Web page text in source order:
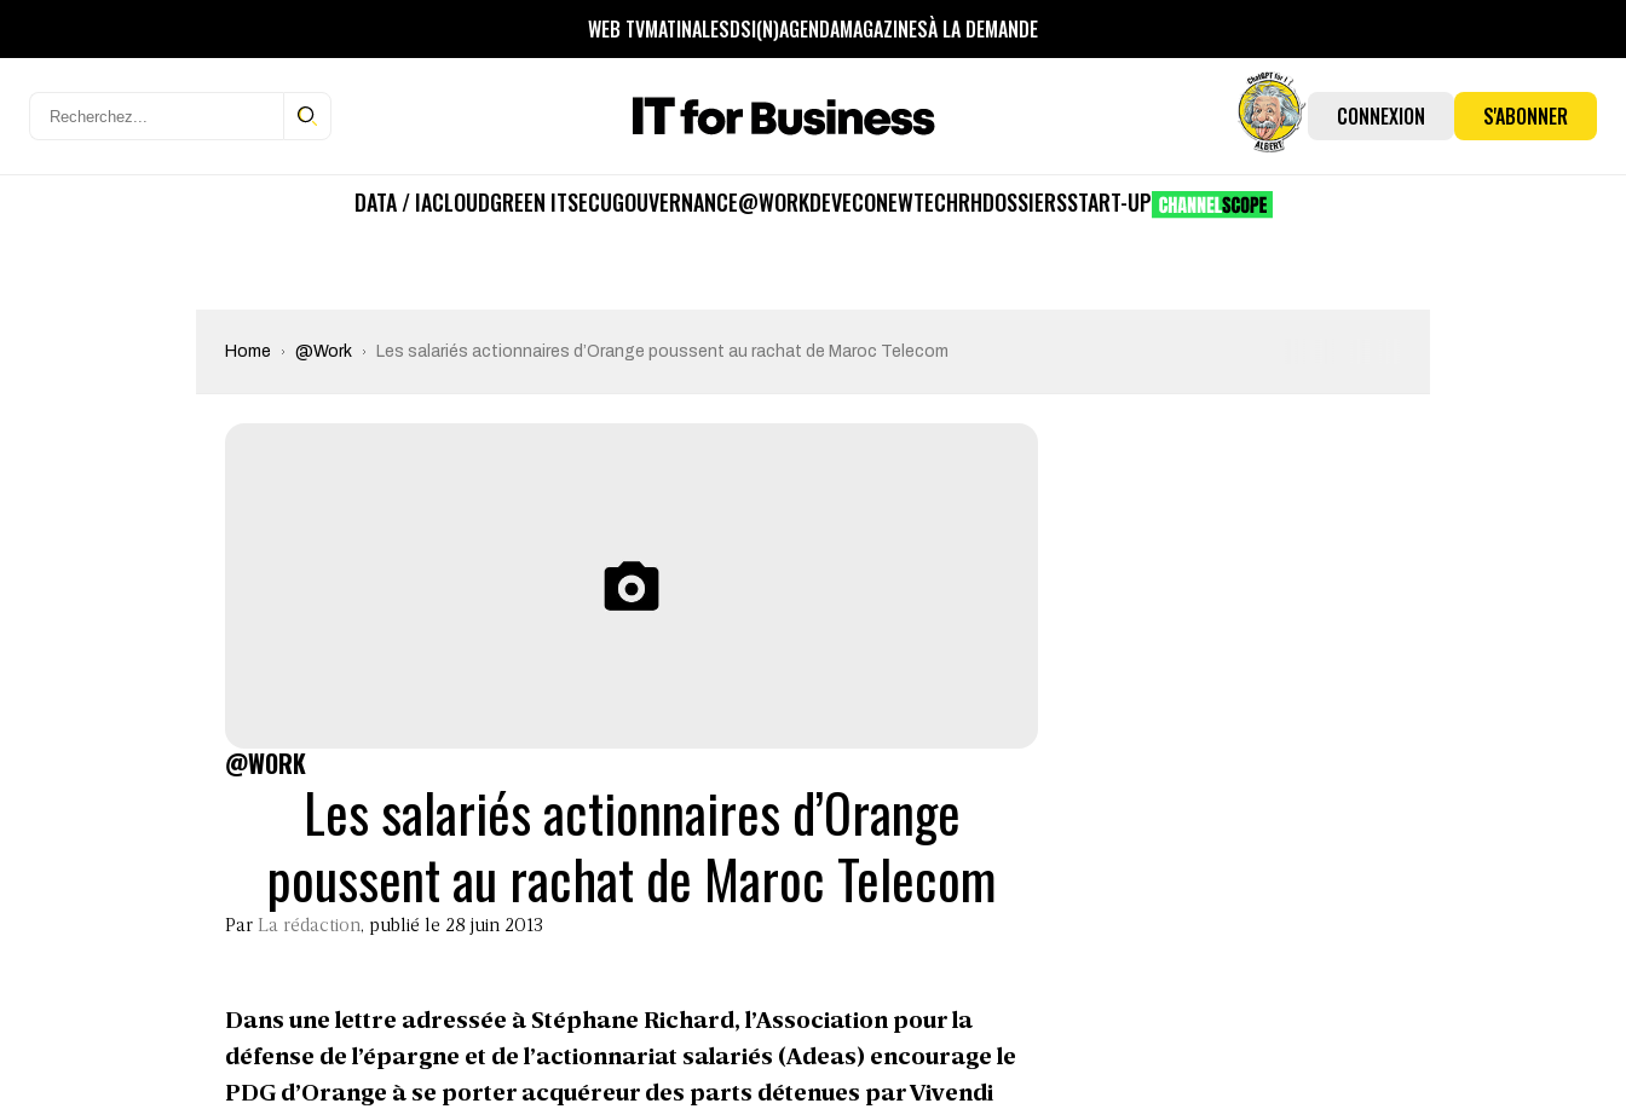
WEB TVMATINALESDSI(N)AGENDAMAGAZINESÀ LA DEMANDE
CONNEXION S'ABONNER
DATA / IACLOUDGREEN ITSECUGOUVERNANCE@WORKDEVECONEWTECHRHDOSSIERSSTART-UP
Home @Work Les salariés actionnaires d’Orange poussent au rachat de Maroc Telecom
@WORK
Les salariés actionnaires d’Orange
poussent au rachat de Maroc Telecom
Par La rédaction, publié le 28 juin 2013
Dans une lettre adressée à Stéphane Richard, l’Association pour la
défense de l’épargne et de l’actionnariat salariés (Adeas) encourage le
PDG d’Orange à se porter acquéreur des parts détenues par Vivendi